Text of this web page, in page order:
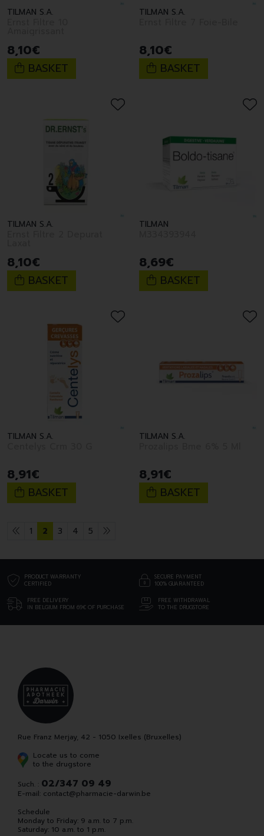
TILMAN S.A.
8,10€
BASKET
TILMAN S.A.
8,10€
BASKET
TILMAN S.A.
8,10€
BASKET
TILMAN
8,69€
BASKET
TILMAN S.A.
8,91€
BASKET
TILMAN S.A.
8,91€
BASKET
1 2 3 4 5
PRODUCT WARRANTY
CERTIFIED
SECURE PAYMENT
100% GUARANTEED
FREE DELIVERY
IN BELGIUM FROM 69€ OF PURCHASE
FREE WITHDRAWAL
TO THE DRUGSTORE
Rue Franz Merjay, 42 - 1050 Ixelles (Bruxelles)
Locate us to come
to the drugstore
Such. : 02/347 09 49
E-mail: contact@pharmacie-darwin.be
Schedule
Monday to Friday: 9 a.m. to 7 p.m.
Saturday: 10 a.m. to 1 p.m.